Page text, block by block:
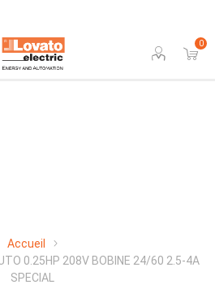
0
Accueil
0.25HP 208V BOBINE 24/60 2.5-4A
SPECIAL